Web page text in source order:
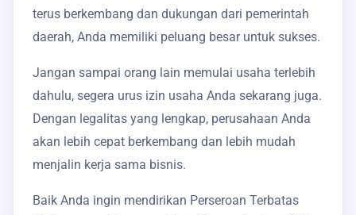
terus berkembang dan dukungan dari pemerintah
daerah, Anda memiliki peluang besar untuk sukses.
Jangan sampai orang lain memulai usaha terlebih
dahulu, segera urus izin usaha Anda sekarang juga.
Dengan legalitas yang lengkap, perusahaan Anda
akan lebih cepat berkembang dan lebih mudah
menjalin kerja sama bisnis.
Baik Anda ingin mendirikan Perseroan Terbatas